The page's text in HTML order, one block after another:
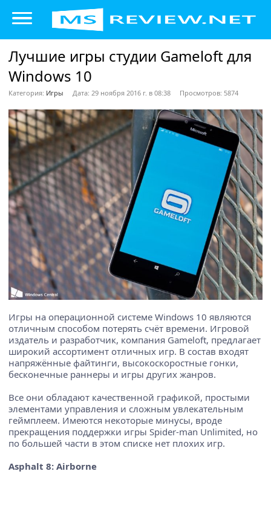
Лучшие игры студии Gameloft для
Windows 10
Категория: Игры Дата: 29 ноября 2016 г. в 08:38 Просмотров: 5874
Игры на операционной системе Windows 10 являются
отличным способом потерять счёт времени. Игровой
издатель и разработчик, компания Gameloft, предлагает
широкий ассортимент отличных игр. В состав входят
напряжённые файтинги, высокоскоростные гонки,
бесконечные раннеры и игры других жанров.
Все они обладают качественной графикой, простыми
элементами управления и сложным увлекательным
геймплеем. Имеются некоторые минусы, вроде
прекращения поддержки игры Spider-man Unlimited, но
по большей части в этом списке нет плохих игр.
Asphalt 8: Airborne